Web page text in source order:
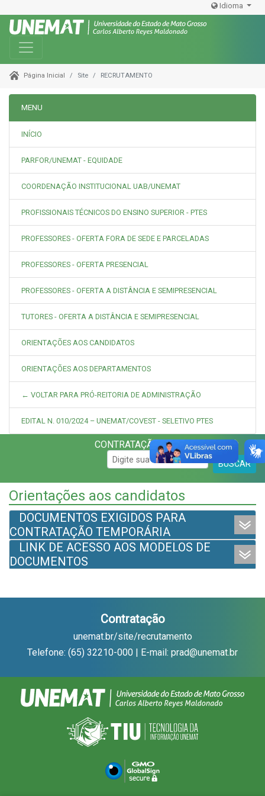
Idioma
Toggle navigation
Página Inicial Site RECRUTAMENTO
MENU
INÍCIO
PARFOR/UNEMAT - EQUIDADE
COORDENAÇÃO INSTITUCIONAL UAB/UNEMAT
PROFISSIONAIS TÉCNICOS DO ENSINO SUPERIOR - PTES
PROFESSORES - OFERTA FORA DE SEDE E PARCELADAS
PROFESSORES - OFERTA PRESENCIAL
PROFESSORES - OFERTA A DISTÂNCIA E SEMIPRESENCIAL
TUTORES - OFERTA A DISTÂNCIA E SEMIPRESENCIAL
ORIENTAÇÕES AOS CANDIDATOS
ORIENTAÇÕES AOS DEPARTAMENTOS
← VOLTAR PARA PRÓ-REITORIA DE ADMINISTRAÇÃO
EDITAL N. 010/2024 – UNEMAT/COVEST - SELETIVO PTES
CONTRATAÇÃO
BUSCAR
Orientações aos candidatos
DOCUMENTOS EXIGIDOS PARA
CONTRATAÇÃO TEMPORÁRIA
LINK DE ACESSO AOS MODELOS DE
DOCUMENTOS
Contratação
unemat.br/site/recrutamento
Telefone: (65) 32210-000 | E-mail: prad@unemat.br